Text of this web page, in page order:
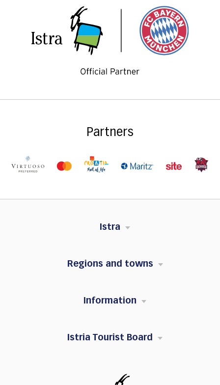
Partners
Istra
Regions and towns
Information
Istria Tourist Board